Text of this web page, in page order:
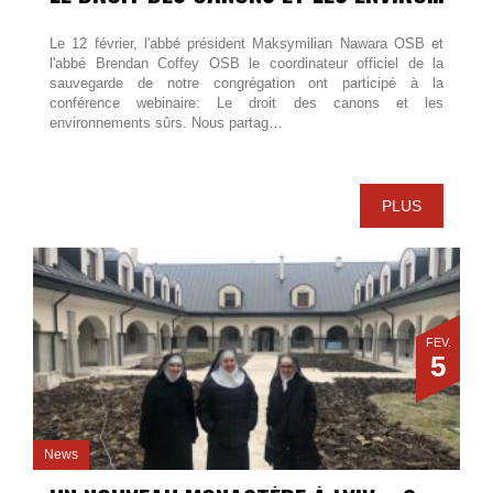
Le 12 février, l'abbé président Maksymilian Nawara OSB et
l'abbé Brendan Coffey OSB le coordinateur officiel de la
sauvegarde de notre congrégation ont participé à la
conférence webinaire: Le droit des canons et les
environnements sûrs. Nous partag…
PLUS
FÉV.
5
News